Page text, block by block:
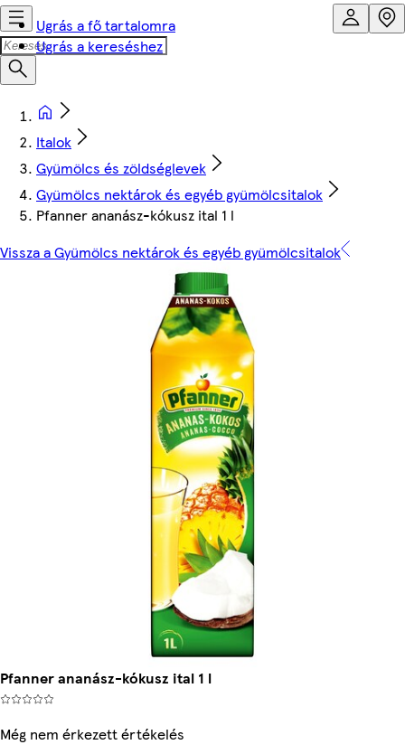
Ugrás a fő tartalomra
Ugrás a kereséshez
Italok
Gyümölcs és zöldséglevek
Gyümölcs nektárok és egyéb gyümölcsitalok
Pfanner ananász-kókusz ital 1 l
Vissza a Gyümölcs nektárok és egyéb gyümölcsitalok
Pfanner ananász-kókusz ital 1 l
Még nem érkezett értékelés